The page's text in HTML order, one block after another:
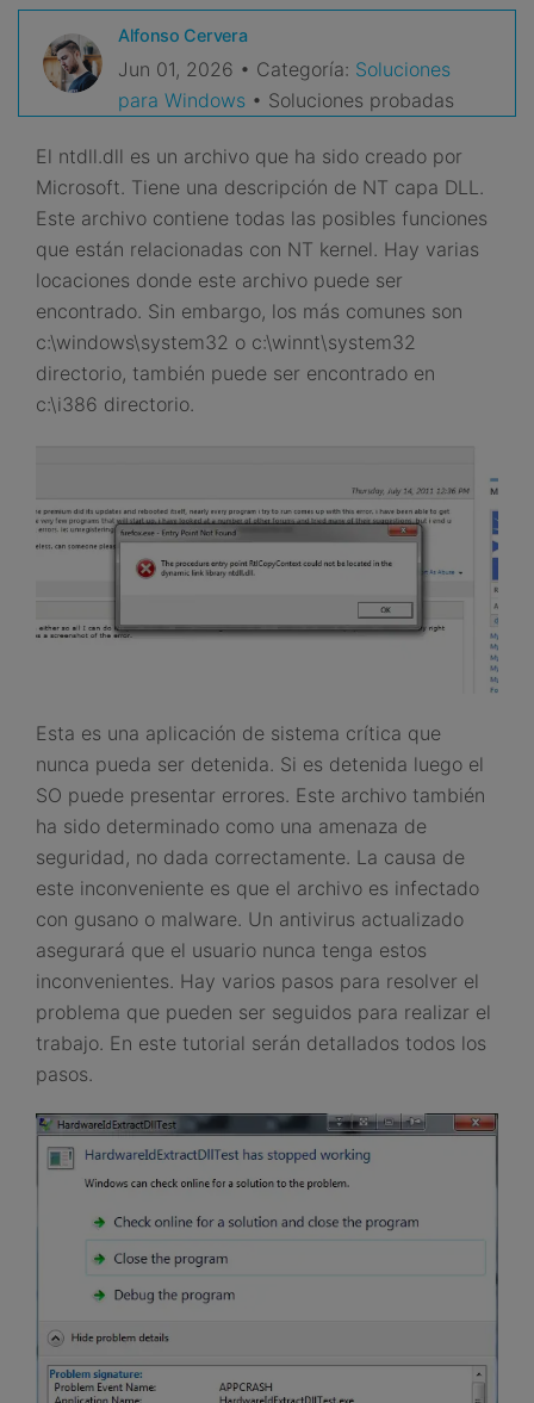
Recoverit Gratis
Pruébalo Gratis
Repairit - Reparar Datos
UBackit - Respaldar Datos
VER TODAS LAS FUNCIONES
search
Alfonso Cervera
Jun 01, 2026 • Categoría: Soluciones
para Windows• Soluciones probadas
El ntdll.dll es un archivo que ha sido creado por
Microsoft. Tiene una descripción de NT capa DLL.
Este archivo contiene todas las posibles funciones
que están relacionadas con NT kernel. Hay varias
locaciones donde este archivo puede ser
encontrado. Sin embargo, los más comunes son
c:\windows\system32 o c:\winnt\system32
directorio, también puede ser encontrado en
c:\i386 directorio.
Esta es una aplicación de sistema crítica que
nunca pueda ser detenida. Si es detenida luego el
SO puede presentar errores. Este archivo también
ha sido determinado como una amenaza de
seguridad, no dada correctamente. La causa de
este inconveniente es que el archivo es infectado
con gusano o malware. Un antivirus actualizado
asegurará que el usuario nunca tenga estos
inconvenientes. Hay varios pasos para resolver el
problema que pueden ser seguidos para realizar el
trabajo. En este tutorial serán detallados todos los
pasos.